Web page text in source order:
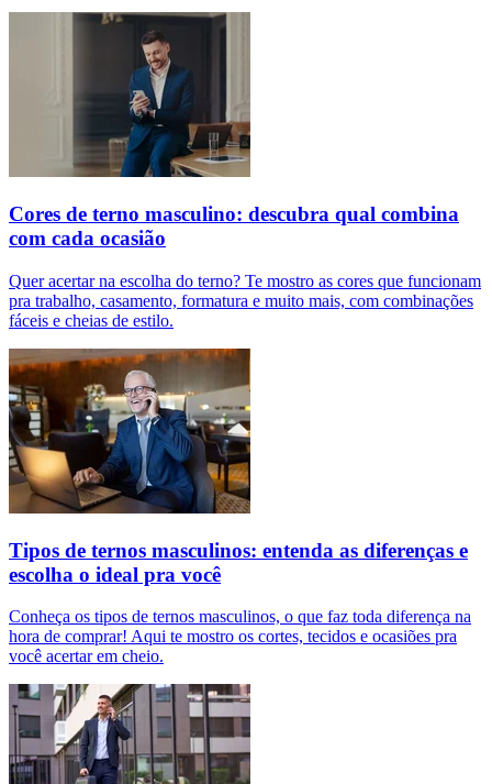
Cores de terno masculino: descubra qual combina
com cada ocasião
Quer acertar na escolha do terno? Te mostro as cores que funcionam
pra trabalho, casamento, formatura e muito mais, com combinações
fáceis e cheias de estilo.
Tipos de ternos masculinos: entenda as diferenças e
escolha o ideal pra você
Conheça os tipos de ternos masculinos, o que faz toda diferença na
hora de comprar! Aqui te mostro os cortes, tecidos e ocasiões pra
você acertar em cheio.